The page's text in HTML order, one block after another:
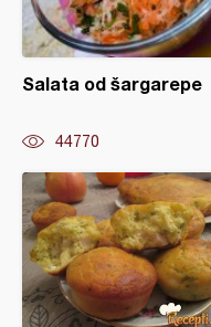
Salata od šargarepe
44770